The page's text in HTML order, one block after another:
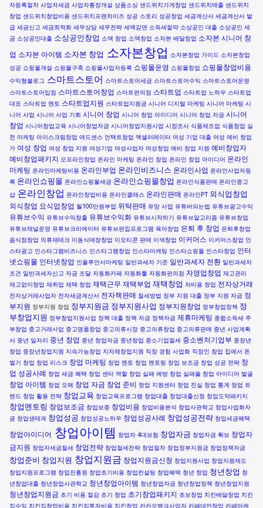
자등록절차 사업자세금 사업자통장개설 상품소싱 샌드위치가게창업 샌드위치매출 샌드위치
창업 샌드위치창업비용 샌드위치프랜차이즈 성공 스토리 성공창업 세금계산서 세금계산서 발
급 세금신고 세금최적화 세무상담 세무전략 세액감면 소득세절약 소상공인 대출 소상공인 세
금 소상공인대출 소상공인창업 소액 창업 소액창업 소자본 배달창업 소자본 시니어 창
업 소자본 아이템 소자본 창업 소자본창업 소자본창업 가이드 소자본창업
성공 쇼핑몰개설 쇼핑몰구축 쇼핑몰사업자등록 쇼핑몰운영 쇼핑몰창업 쇼핑몰창업비용
수익형블로그 스마트스토어 스마트스토어세금 스마트스토어수익 스마트스토어운영
스마트스토어입점 스마트스토어창업 스마트편의점 스타트업 스타트업 노하우 스타트업
대표 스타트업 멘토 스타트업지원 스타트업지원금 시니어 디지털 마케팅 시니어 마케팅 시
니어 사업 시니어 사업 기회 시니어 창업 시니어 창업 아이디어 시니어 창업 자금 시니어
창업 시니어창업교육 시니어창업자금 시니어창업지원사업 시장조사 식품제조업 식품창업 실
전 마케팅 아이스크림창업 애드센스 언택트창업 엑셀러레이터 여성 기업 대출 여성 예비 창업
가 여성 창업 여성 창업 지원 여성기업 여성사업자 여성창업 예비 창업 지원 예비창업자
예비창업패키지 오프라인창업 온라인 마케팅 온라인 창업 온라인 창업 아이디어 온라인
마케팅 온라인마케팅비용 온라인부업 온라인비즈니스 온라인사업 온라인사업자등
록 온라인쇼핑몰 온라인쇼핑몰세금 온라인쇼핑몰창업 온라인식품판매 온라인중고
샵 온라인창업 온라인창업비용 온라인클래스 온라인판매 온라인PT 외식업창업
외식창업 요식업창업 월100만원부업 위탁판매 유망 사업 유튜버되는법 유튜브광고수익
유튜브수익 유튜브수익창출 유튜브수익화 유튜브시작하기 유튜브알고리즘 유튜브창업
유튜브채널운영 유튜브크리에이터 유튜브편집프로그램 육아창업 은퇴 후 창업 은퇴후창업
음식점창업 의류재테크 이동식매장창업 이모티콘 판매 이색창업 이커머스 이커머스창업 인
스타광고 인스타그램비즈니스 인스타그램창업 인스타마케팅 인스타쇼핑몰 인스타창업 인터
넷쇼핑몰 인터넷창업 인플루언서마케팅 일반과세자 기준 일반과세자 전환 일반과세자
조건 일반과세자신고 자금 조달 자동화카페 자동화툴 자동화편의점 자영업창업 재고관리
재고없이창업 재취업 재택 창업 재택근무 재택부업 재택창업 저비용 창업 전자상거래
전자상거래사업자 전자세금계산서 전자책판매 절세방법 정부 지원 대출 정부 지원 자금 정
부지원 정부지원 창업 정부지원금 정부지원사업 정부지원창업 정부창업정책 정
부창업지원 정부창업지원사업 정책 대출 정책 자금 정책자금 제휴마케팅 종합소득세 주
부창업 중고거래사업 중고명품창업 중고의류시장 중고의류창업 중고의류판매 중년 사업계획
서 중년 일자리 중년 창업 중년 창업자금 중년창업 중소기업절세 중소벤처기업부 중장년
창업 중장년창업지원 지속가능창업 지자체창업지원 직장 경험 사업화 직장인 창업 집에서 돈
벌기 창업 창업 리스크 창업 마케팅 창업 멘토 창업 멘토링 창업 보조금 창업 성공 전략 창
업 성공사례 창업 세금 혜택 창업 센터 역할 창업 실패 예방 창업 실패율 창업 아이디어 발굴
창업 아이템 창업 오해 창업 자금 창업 준비 창업 지원센터 창업 진실 창업 통계 창업 트
렌드 창업 활용 전략 창업교육 창업교육프로그램 창업대출 창업대출신청 창업도약패키지
창업멘토링 창업보조금 창업보증 창업비용 창업비용분석 창업사관학교 창업사업화자
금 창업생태계 창업성공 창업성공노하우 창업성공사례 창업성공전략 창업세금혜택
창업아이디어 창업아이템 창업자 4대보험 창업자금 창업자금 확보 창업자
금지원 창업자세금절세 창업전략 창업절세전략 창업절차 창업정부지원금 창업정책자금
창업준비 창업지원 창업지원금 창업지원금신청 창업지원사업 창업지원제도
창업지원프로그램 창업진흥원 창업초기비용 창업컨설팅 창업혜택 청년 창업 청년창업 청
년창업대출 청년창업사관학교 청년창업아이템 청년창업자금 청년창업정책 청년창업지원
청년창업지원금 초기 비용 절감 초기 창업 초기창업패키지 초보창업 치킨배달창업 치킨
집수익 치킨집창업비용 치킨집투자비용 치킨창업 카카오뱅크사업자 카페대안창업 카페마케